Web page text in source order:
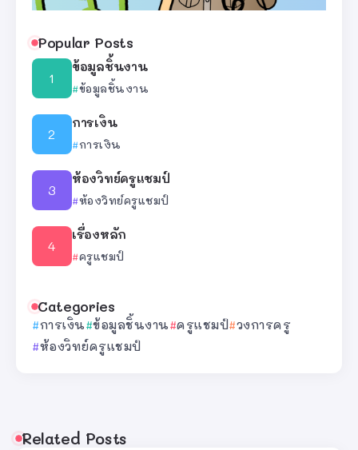
Popular Posts
ข้อมูลชิ้นงาน
ข้อมูลชิ้นงาน
การเงิน
การเงิน
ห้องวิทย์ครูแชมป์
ห้องวิทย์ครูแชมป์
เรื่องหลัก
ครูแชมป์
Categories
การเงิน ข้อมูลชิ้นงาน ครูแชมป์ วงการครู
ห้องวิทย์ครูแชมป์
Related Posts